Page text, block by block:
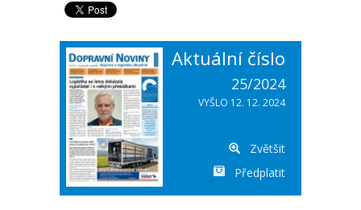
Aktuální číslo
25/2024
VYŠLO 12. 12. 2024
Zvětšit
Předplatit